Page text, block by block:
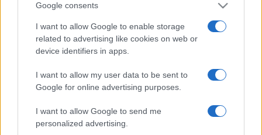
Google consents
I want to allow Google to enable storage
related to advertising like cookies on web or
device identifiers in apps.
I want to allow my user data to be sent to
Google for online advertising purposes.
I want to allow Google to send me
personalized advertising.
a bástyát az életében? Erről is kérdeztük.
EGYÉB
Magyar Klipszemlén, Azariah és Dzsúdló is
a nyertesek közt
A legjobb klipnek járó első díjat a Carson Coma Feldobom a
követ és Lee y Misery című alkotása megosztva nyerte, a